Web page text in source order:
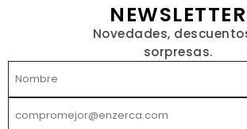
NEWSLETTER
Novedades,
sorpresas.